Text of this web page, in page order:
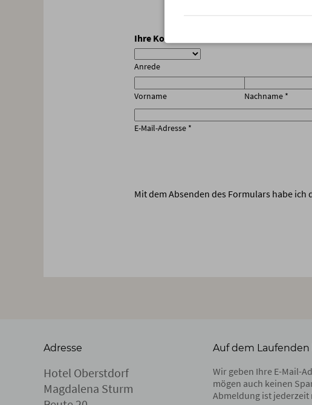
Ihre Kontaktdaten
Anrede
Vorname Nachname *
E-Mail-Adresse *
Mit dem Absenden des Formulars habe ich
Adresse
Hotel Oberstdorf
Magdalena Sturm
Auf dem
Wir geben Ihre E-Mail-
mögen auch keinen
Abmeldung ist jederzeit